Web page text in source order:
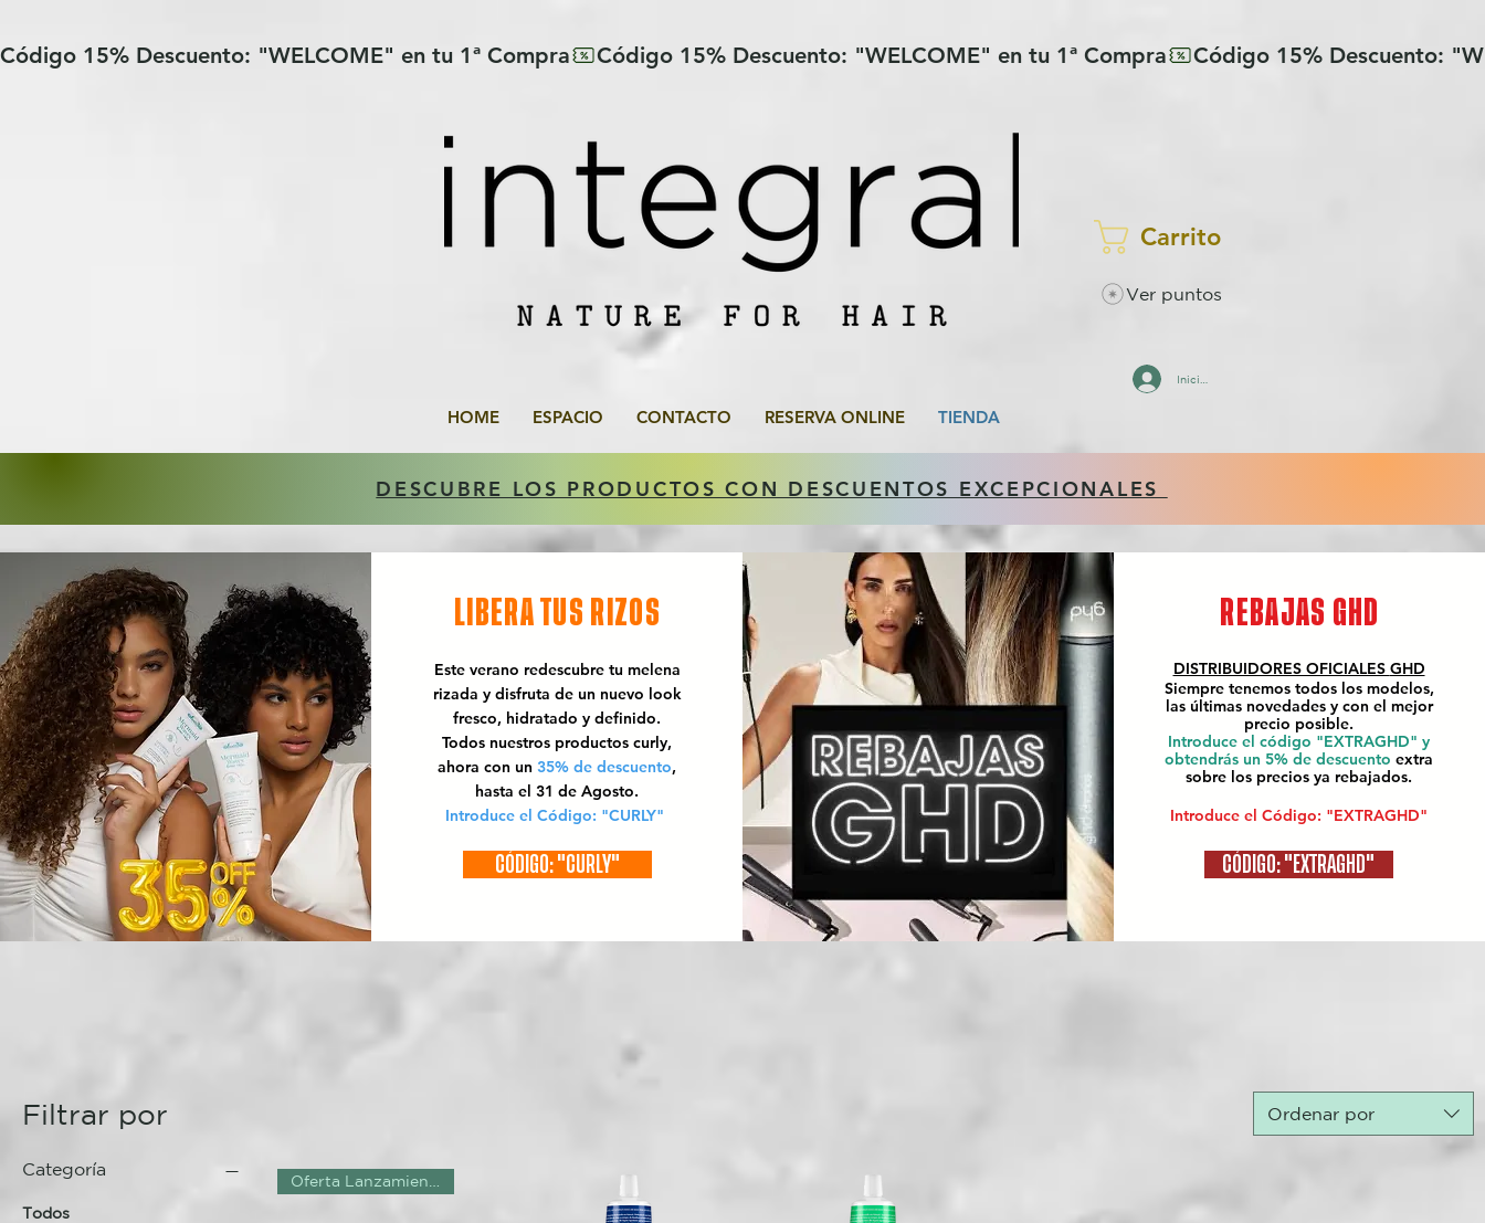
Código 15% Descuento: "WELCOME" en tu 1ª Compra
Carrito
Ver puntos
Iniciar sesión
HOME ESPACIO CONTACTO RESERVA ONLINE TIENDA
DESCUBRE LOS PRODUCTOS CON DESCUENTOS EXCEPCIONALES
LIBERA TUS RIZOS
Este verano redescubre tu melena
rizada y disfruta de un nuevo look
fresco, hidratado y definido.
Todos nuestros productos curly,
ahora con un 35% de descuento,
hasta el 31 de Agosto.
Introduce el Código: "CURLY"
CÓDIGO: "CURLY"
REBAJAS GHD
DISTRIBUIDORES OFICIALES GHD
Siempre tenemos todos los modelos,
las últimas novedades y con el mejor
precio posible.
Introduce el código "EXTRAGHD" y
obtendrás un 5% de descuento extra
sobre los precios ya rebajados.
Introduce el Código: "EXTRAGHD"
CÓDIGO: "EXTRAGHD"
Filtrar por
Categoría
Todos
Ordenar por